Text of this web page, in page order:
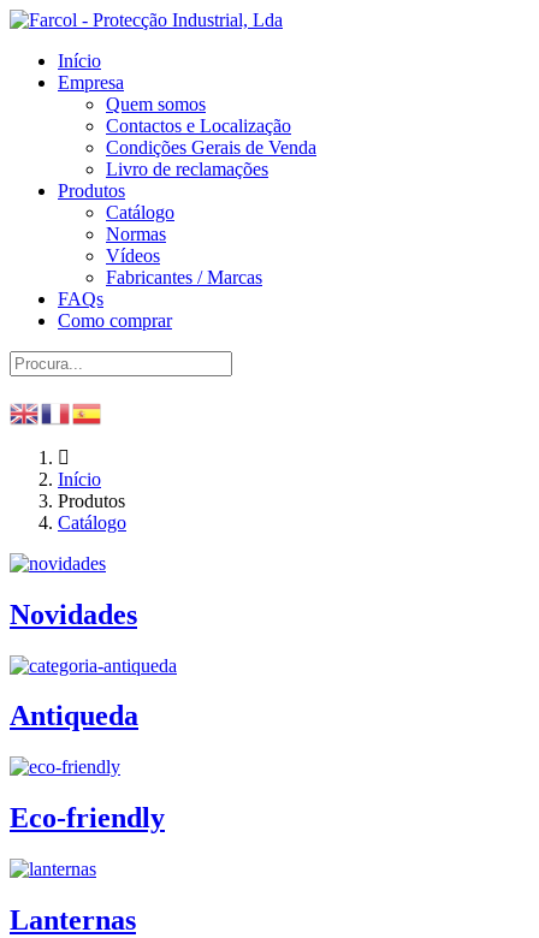
Início
Empresa
Quem somos
Contactos e Localização
Condições Gerais de Venda
Livro de reclamações
Produtos
Catálogo
Normas
Vídeos
Fabricantes / Marcas
FAQs
Como comprar
Início
Produtos
Catálogo
Novidades
Antiqueda
Eco-friendly
Lanternas